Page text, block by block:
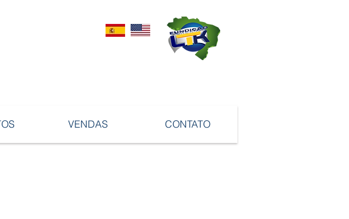
VENDAS CONTATO